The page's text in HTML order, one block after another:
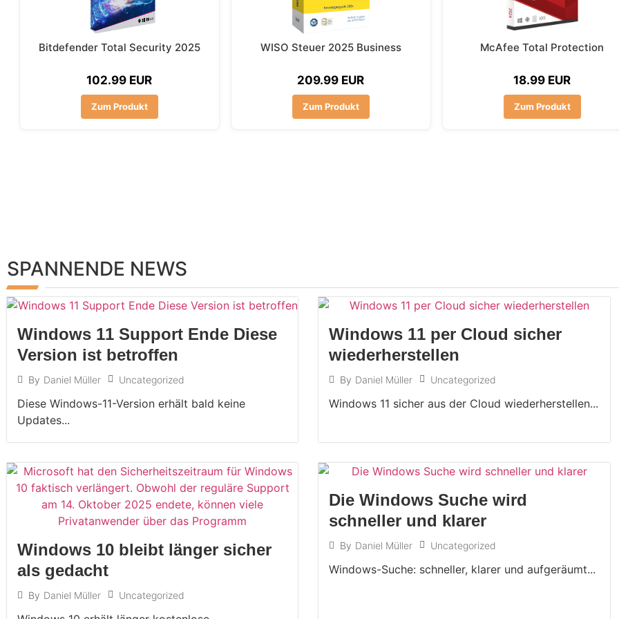
Bitdefender Total Security 2025
102.99 EUR
Zum Produkt
WISO Steuer 2025 Business
209.99 EUR
Zum Produkt
McAfee Total Protection
18.99 EUR
Zum Produkt
SPANNENDE NEWS
Windows 11 Support Ende Diese
Version ist betroffen
By Daniel Müller Uncategorized
Diese Windows-11-Version erhält bald keine
Updates...
Windows 11 per Cloud sicher
wiederherstellen
By Daniel Müller Uncategorized
Windows 11 sicher aus der Cloud wiederherstellen...
Windows 10 bleibt länger sicher
als gedacht
By Daniel Müller Uncategorized
Die Windows Suche wird
schneller und klarer
By Daniel Müller Uncategorized
Windows-Suche: schneller, klarer und aufgeräumt...